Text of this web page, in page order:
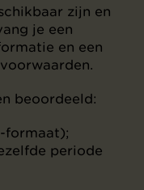
zijn en
je een
en een
beoordeeld:
formaat);
periode